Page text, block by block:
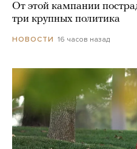
От этой кампании
три крупных политика
НОВОСТИ 16 часов назад